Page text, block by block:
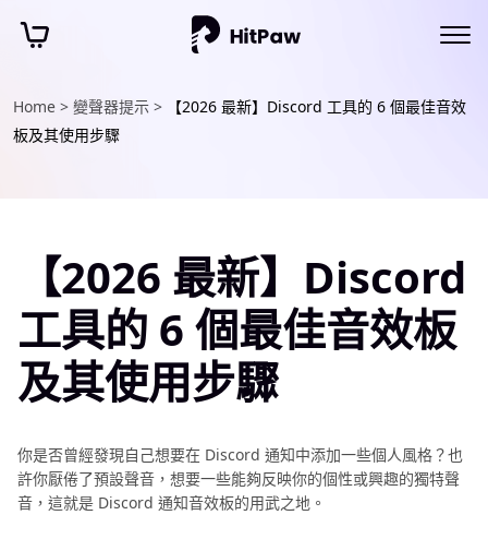
Home > 變聲器提示 >
【2026 最新】Discord 工具的 6 個最佳音效
板及其使用步驟
【2026 最新】Discord
工具的 6 個最佳音效板
及其使用步驟
你是否曾經發現自己想要在 Discord 通知中添加一些個人風格？也
許你厭倦了預設聲音，想要一些能夠反映你的個性或興趣的獨特聲
音，這就是 Discord 通知音效板的用武之地。